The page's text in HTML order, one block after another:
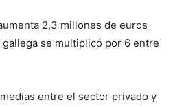
2,3 millones de euros
se multiplicó por 6 entre
entre el sector privado y